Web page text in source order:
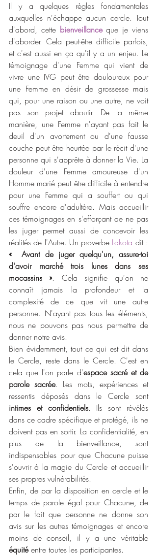
Il y a quelques règles fondamentales
auxquelles n'échappe aucun cercle. Tout
d'abord, cette bienveillance que je viens
d'aborder. Cela peut-être difficile parfois,
et c'est aussi en ça qu'il y a un enjeu. Le
témoignage d'une Femme qui vient de
vivre une IVG peut être douloureux pour
une Femme en désir de grossesse mais
qui, pour une raison ou une autre, ne voit
pas son projet aboutir. De la même
manière, une Femme n'ayant pas fait le
deuil d'un avortement ou d'une fausse
couche peut être heurtée par le récit d'une
personne qui s'apprête à donner la Vie. La
douleur d'une Femme amoureuse d'un
Homme marié peut être difficile à entendre
pour une Femme qui a souffert ou qui
souffre encore d'adultère. Mais accueillir
ces témoignages en s'efforçant de ne pas
les juger permet aussi de concevoir les
réalités de l'Autre. Un proverbe Lakota dit :
«  Avant de juger quelqu'un, assure-toi
d'avoir marché trois lunes dans ses
mocassins ». Cela signifie qu'on ne
connaît jamais la profondeur et la
complexité de ce que vit une autre
personne. N'ayant pas tous les éléments,
nous ne pouvons pas nous permettre de
donner notre avis.
Bien évidemment, tout ce qui est dit dans
le Cercle, reste dans le Cercle. C'est en
cela que l'on parle d'espace sacré et de
parole sacrée. Les mots, expériences et
ressentis déposés dans le Cercle sont
intimes et confidentiels. Ils sont révélés
dans ce cadre spécifique et protégé, ils ne
doivent pas en sortir. La confidentialité, en
plus de la bienveillance, sont
indispensables pour que Chacune puisse
s'ouvrir à la magie du Cercle et accueillir
ses propres vulnérabilités.
Enfin, de par la disposition en cercle et le
temps de parole égal pour Chacune, de
par le fait que personne ne donne son
avis sur les autres témoignages et encore
moins de conseil, il y a une véritable
équité entre toutes les participantes.